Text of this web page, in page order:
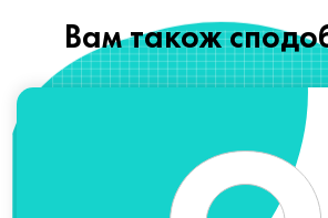
Вам також